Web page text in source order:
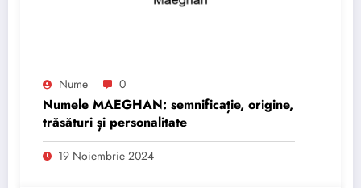
Nume 0
Numele MAEGHAN: semnificație, origine,
trăsături și personalitate
19 Noiembrie 2024